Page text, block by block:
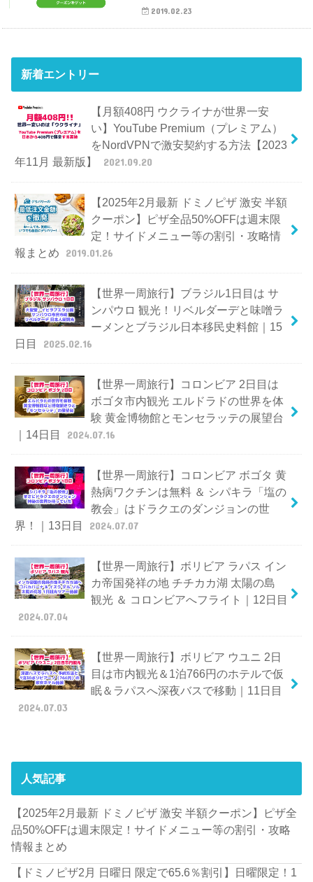
2019.02.23
新着エントリー
【月額408円 ウクライナが世界一安
い】YouTube Premium（プレミアム）
をNordVPNで激安契約する方法【2023
年11月 最新版】
2021.09.20
【2025年2月最新 ドミノピザ 激安 半額
クーポン】ピザ全品50%OFFは週末限
定！サイドメニュー等の割引・攻略情
報まとめ
2019.01.26
【世界一周旅行】ブラジル1日目は サ
ンパウロ 観光！リベルダーデと味噌ラ
ーメンとブラジル日本移民史料館｜15
日目
2025.02.16
【世界一周旅行】コロンビア 2日目は
ボゴタ市内観光 エルドラドの世界を体
験 黄金博物館とモンセラッテの展望台
｜14日目
2024.07.16
【世界一周旅行】コロンビア ボゴタ 黄
熱病ワクチンは無料 ＆ シパキラ「塩の
教会」はドラクエのダンジョンの世
界！｜13日目
2024.07.07
【世界一周旅行】ボリビア ラパス イン
カ帝国発祥の地 チチカカ湖 太陽の島
観光 ＆ コロンビアへフライト｜12日目
2024.07.04
【世界一周旅行】ボリビア ウユニ 2日
目は市内観光＆1泊766円のホテルで仮
眠＆ラパスへ深夜バスで移動｜11日目
2024.07.03
人気記事
【2025年2月最新 ドミノピザ 激安 半額クーポン】ピザ全
品50%OFFは週末限定！サイドメニュー等の割引・攻略
情報まとめ
【ドミノピザ2月 日曜日 限定で65.6％割引】日曜限定！1